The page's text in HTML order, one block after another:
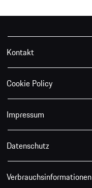
Kontakt
Cookie Policy
Impressum
Datenschutz
Verbrauchsinformationen